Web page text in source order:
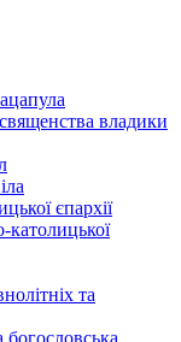
владики
єпархії
католицької
та